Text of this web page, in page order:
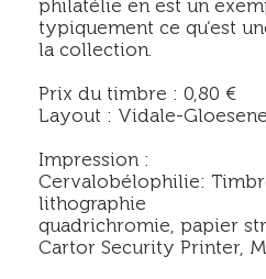
philatélie en est un
typiquement ce qu‘est
la collection.
Prix du timbre : 0,80 €
Layout : Vidale-
Impression :
Cervalobélophilie:
lithographie
quadrichromie, papier
Cartor Security Printer,